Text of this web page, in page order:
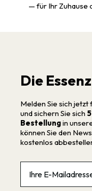
— für Ihr Zuhause
Die
Melden Sie sich
und sichern Sie sich
Bestellungin
können Sie den
kostenlos